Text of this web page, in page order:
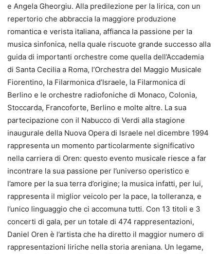
e Angela Gheorgiu. Alla predilezione per la lirica, con un
repertorio che abbraccia la maggiore produzione
romantica e verista italiana, affianca la passione per la
musica sinfonica, nella quale riscuote grande successo alla
guida di importanti orchestre come quella dell’Accademia
di Santa Cecilia a Roma, l’Orchestra del Maggio Musicale
Fiorentino, la Filarmonica d’Israele, la Filarmonica di
Berlino e le orchestre radiofoniche di Monaco, Colonia,
Stoccarda, Francoforte, Berlino e molte altre. La sua
partecipazione con il Nabucco di Verdi alla stagione
inaugurale della Nuova Opera di Israele nel dicembre 1994
rappresenta un momento particolarmente significativo
nella carriera di Oren: questo evento musicale riesce a far
incontrare la sua passione per l’universo operistico e
l’amore per la sua terra d’origine; la musica infatti, per lui,
rappresenta il miglior veicolo per la pace, la tolleranza, e
l’unico linguaggio che ci accomuna tutti. Con 13 titoli e 3
concerti di gala, per un totale di 474 rappresentazioni,
Daniel Oren è l’artista che ha diretto il maggior numero di
rappresentazioni liriche nella storia areniana. Un legame,